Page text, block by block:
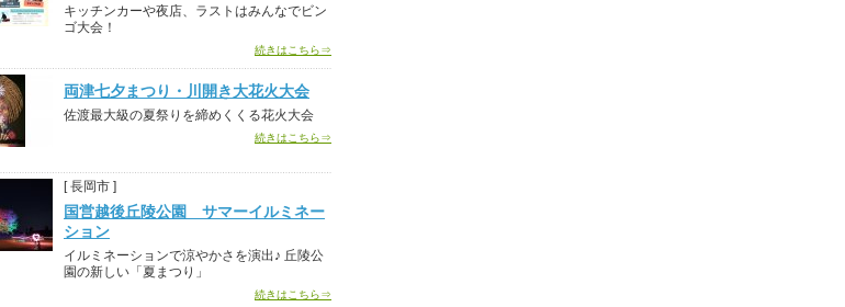
キッチンカーや夜店、ラストはみんなでビン
ゴ大会！
続きはこちら⇒
両津七夕まつり・川開き大花火大会
佐渡最大級の夏祭りを締めくくる花火大会
続きはこちら⇒
[ 長岡市 ]
国営越後丘陵公園 サマーイルミネー
ション
イルミネーションで涼やかさを演出♪ 丘陵公
園の新しい「夏まつり」
続きはこちら⇒